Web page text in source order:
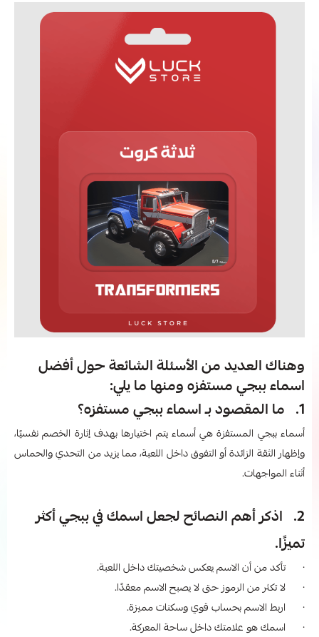
وهناك العديد من الأسئلة الشائعة حول أفضل
اسماء ببجي مستفزه​ ومنها ما يلي:
1. ما المقصود بـ اسماء ببجي مستفزه​؟
أسماء ببجي المستفزة هي أسماء يتم اختيارها بهدف إثارة الخصم نفسيًا،
وإظهار الثقة الزائدة أو التفوق داخل اللعبة، مما يزيد من التحدي والحماس
أثناء المواجهات.
2. اذكر أهم النصائح لجعل اسمك في ببجي أكثر
تميزًا.
· تأكد من أن الاسم يعكس شخصيتك داخل اللعبة.
· لا تكثر من الرموز حتى لا يصبح الاسم معقدًا.
· اربط الاسم بحساب قوي وسكنات مميزة.
· اسمك هو علامتك داخل ساحة المعركة.